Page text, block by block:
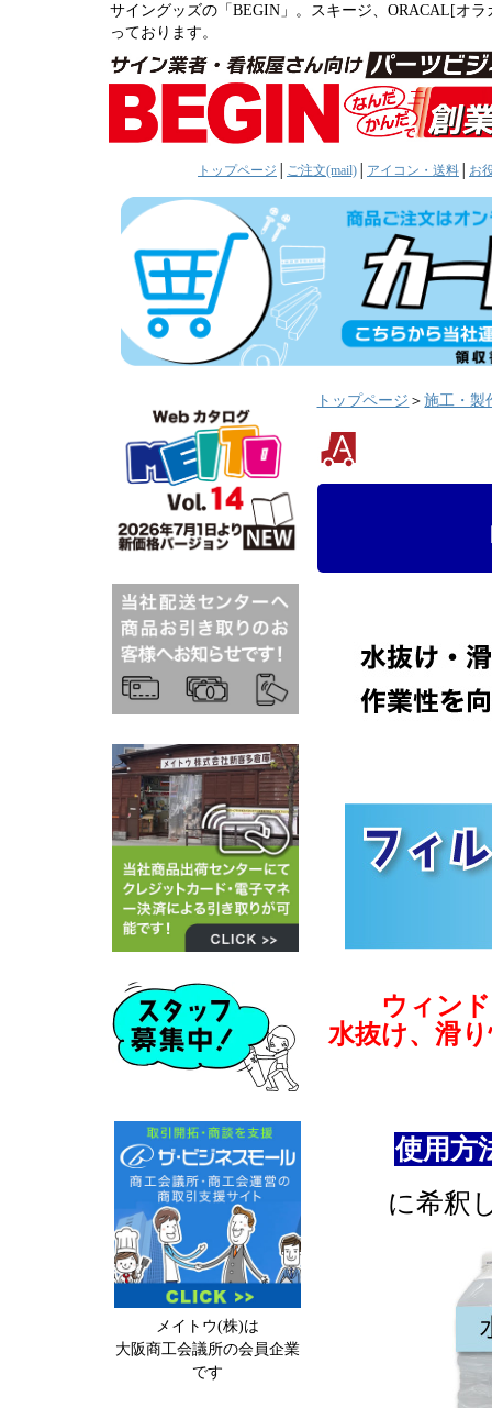
サイングッズの「BEGIN」。スキージ、ORACAL[オ
っております。
トップページ ご注文(mail) アイコン・送料 お
メイトウ(株)は
大阪商工会議所の会員企業
です
トップページ ＞施工・製
ウィン
水抜け、滑
使用方
に希釈